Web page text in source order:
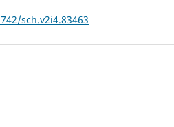
sch.v2i4.83463